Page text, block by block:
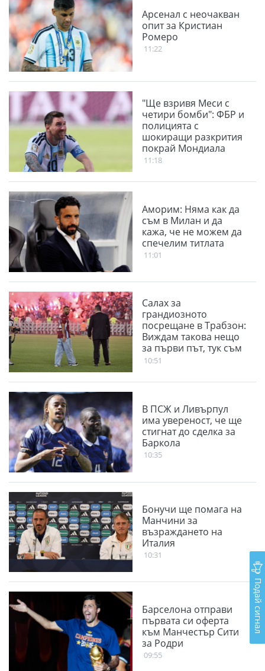
Aрсенал с неочакван
опит за Кристиан
Ромеро
11:22
"Ще взривя Меси с
четири бомби": ФБР и
полицията с
шокиращи разкрития
покрай Мондиала
11:18
Аморим: Няма как да
съм в Милан и да
кажа, че не можем да
спечелим титлата
11:01
Салах за
грандиозното
посрещане в Трабзон:
Виждам такова нещо
за първи път, тук съм
за трофеи
10:51
В ПСЖ и Ливърпул
има увереност, че ще
стигнат до сделка за
Баркола
10:35
Бонучи ще помага на
Манчини за
възраждането на
Италия
10:31
Барселона отправи
първата си оферта
към Манчестър Сити
за Родри
09:55
Подай сигнал